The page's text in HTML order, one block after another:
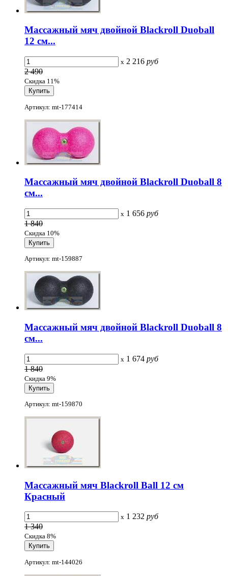
Массажный мяч двойной Blackroll Duoball
12 см...
x 2 216 руб
2 490
Скидка 11%
Артикул: mt-177414
Массажный мяч двойной Blackroll Duoball 8
см...
x 1 656 руб
1 840
Скидка 10%
Артикул: mt-159887
Массажный мяч двойной Blackroll Duoball 8
см...
x 1 674 руб
1 840
Скидка 9%
Артикул: mt-159870
Массажный мяч Blackroll Ball 12 см
Красный
x 1 232 руб
1 340
Скидка 8%
Артикул: mt-144026